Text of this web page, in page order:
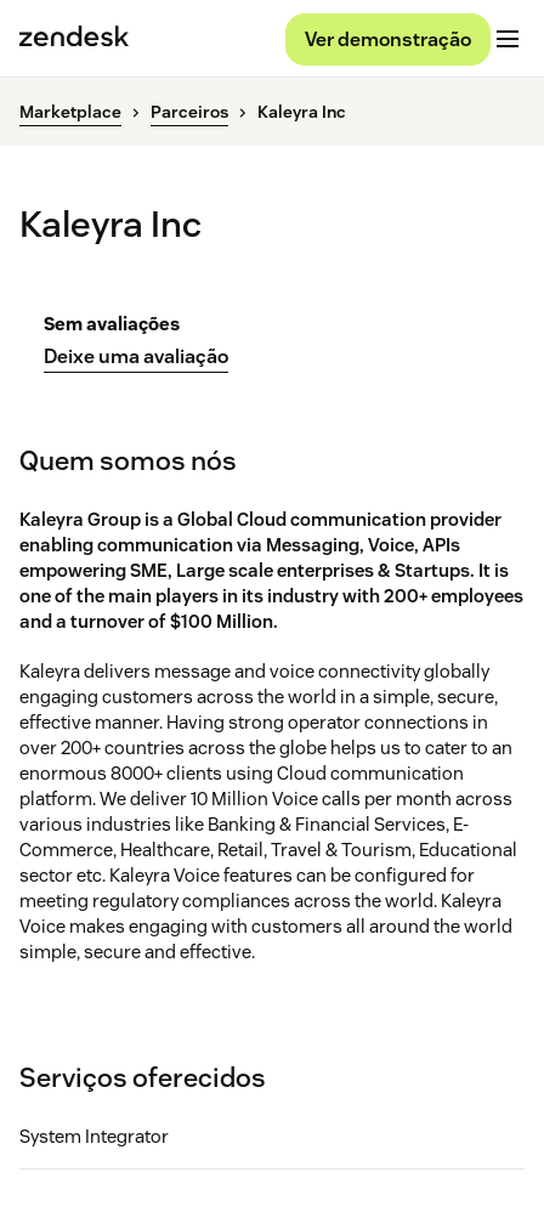
Ver demonstração
Marketplace Parceiros Kaleyra Inc
Kaleyra Inc
Sem avaliações
Deixe uma avaliação
Quem somos nós
Kaleyra Group is a Global Cloud communication provider
enabling communication via Messaging, Voice, APIs
empowering SME, Large scale enterprises & Startups. It is
one of the main players in its industry with 200+ employees
and a turnover of $100 Million.
Kaleyra delivers message and voice connectivity globally
engaging customers across the world in a simple, secure,
effective manner. Having strong operator connections in
over 200+ countries across the globe helps us to cater to an
enormous 8000+ clients using Cloud communication
platform. We deliver 10 Million Voice calls per month across
various industries like Banking & Financial Services, E-
Commerce, Healthcare, Retail, Travel & Tourism, Educational
sector etc. Kaleyra Voice features can be configured for
meeting regulatory compliances across the world. Kaleyra
Voice makes engaging with customers all around the world
simple, secure and effective.
Serviços oferecidos
System Integrator